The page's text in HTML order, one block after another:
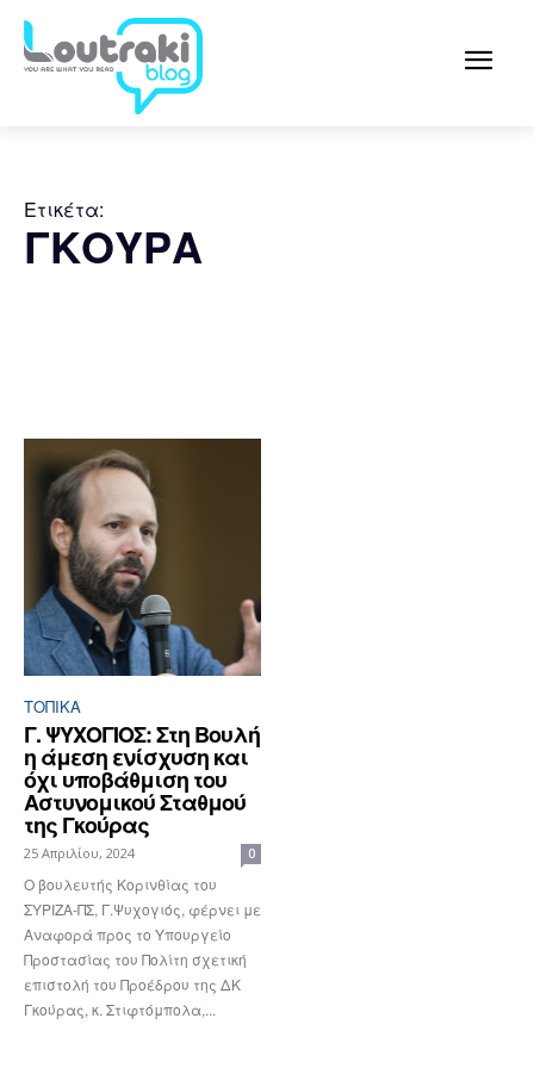
Ετικέτα:
ΓΚΟΥΡΑ
ΤΟΠΙΚΑ
Γ. ΨΥΧΟΓΙΟΣ: Στη Βουλή
η άμεση ενίσχυση και
όχι υποβάθμιση του
Αστυνομικού Σταθμού
της Γκούρας
25 Απριλίου, 2024 0
Ο βουλευτής Κορινθίας του
ΣΥΡΙΖΑ-ΠΣ, Γ.Ψυχογιός, φέρνει με
Αναφορά προς το Υπουργείο
Προστασίας του Πολίτη σχετική
επιστολή του Προέδρου της ΔΚ
Γκούρας, κ. Στιφτόμπολα,...